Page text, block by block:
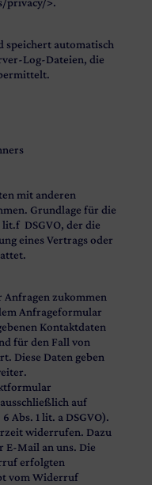
speichert automatisch
Log-Dateien, die
mit anderen
Grundlage für die
DSGVO, der die
eines Vertrags oder
Anfragen zukommen
Anfrageformular
Kontaktdaten
für den Fall von
Diese Daten geben
auf
Abs. 1 lit. a DSGVO).
widerrufen. Dazu
Mail an uns. Die
erfolgten
vom Widerruf